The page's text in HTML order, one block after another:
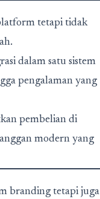
tetapi tidak
dalam satu sistem
pengalaman yang
pembelian di
modern yang
branding tetapi juga